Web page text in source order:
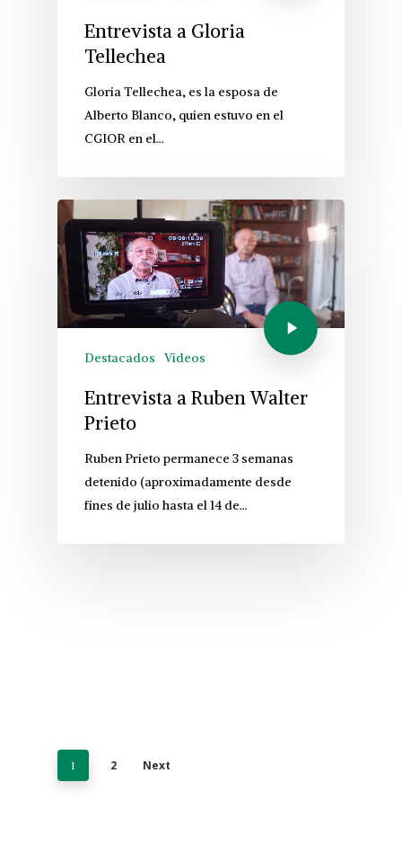
Entrevista a Gloria
Tellechea
Gloria Tellechea, es la esposa de
Alberto Blanco, quien estuvo en el
CGIOR en el…
Destacados Videos
Entrevista a Ruben Walter
Prieto
Ruben Prieto permanece 3 semanas
detenido (aproximadamente desde
fines de julio hasta el 14 de…
1 2 Next